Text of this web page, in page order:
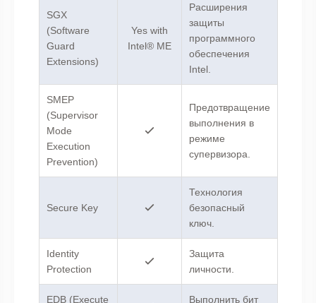
SGX
(Software
Guard
Extensions)
Yes with
Intel® ME
Расширения
защиты
программного
обеспечения
Intel.
SMEP
(Supervisor
Mode
Execution
Prevention)
Предотвращение
выполнения в
режиме
супервизора.
Secure Key
Технология
безопасный
ключ.
Identity
Protection
Защита
личности.
EDB (Execute
Выполнить бит